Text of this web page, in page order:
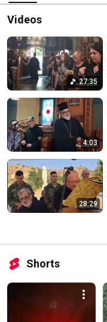
Videos
27:35
4:03
28:29
Shorts